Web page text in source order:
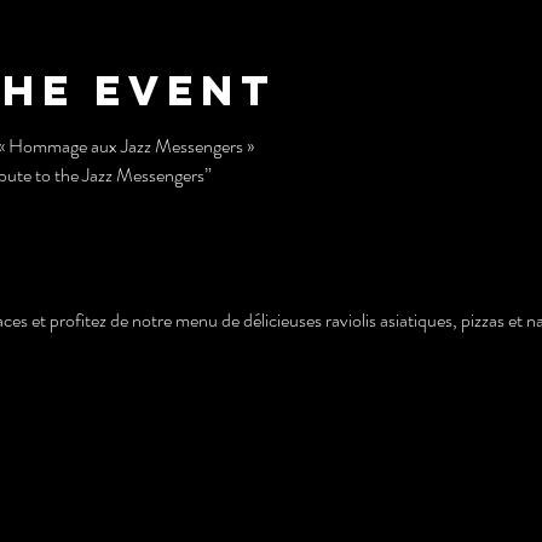
event
aux Jazz Messengers »
to the Jazz Messengers”
et profitez de notre menu de délicieuses raviolis asiatiques, pizzas et